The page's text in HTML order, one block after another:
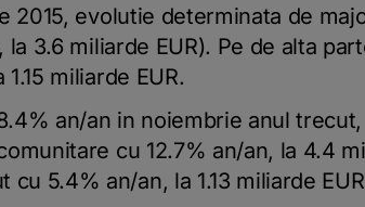
2015, evolutie determinata de
3.6 miliarde EUR). Pe de alta
miliarde EUR.
an/an in noiembrie anul trecut,
cu 12.7% an/an, la 4.4
5.4% an/an, la 1.13 miliarde